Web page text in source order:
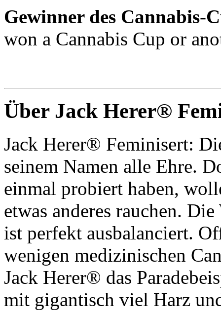
Gewinner des Cannabis-
won a Cannabis Cup or
Über Jack Herer®
Jack Herer® Feminisert:
seinem Namen alle Ehre.
einmal probiert haben,
etwas anderes rauchen.
ist perfekt ausbalanciert.
wenigen medizinischen
Jack Herer® das
mit gigantisch viel Harz